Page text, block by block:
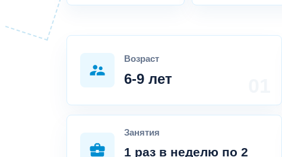
supervisor_account
Возраст
6-9 лет
business_center
Занятия
1 раз в неделю по 2